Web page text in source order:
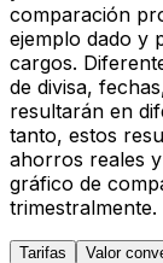
comparación
ejemplo dado y
cargos.
de divisa,
resultarán en
tanto, estos
ahorros reales
gráfico de
trimestralmente.
Tarifas Valor